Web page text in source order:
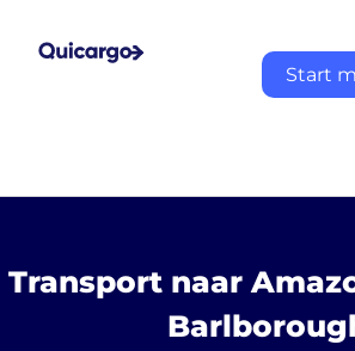
Start
Transport naar